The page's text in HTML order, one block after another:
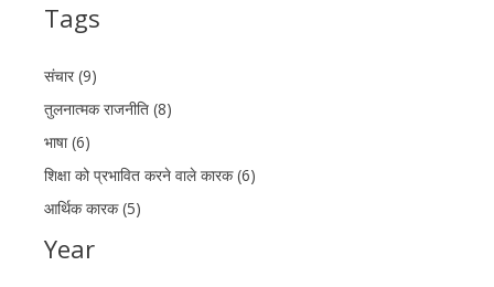
Tags
संचार (9)
तुलनात्मक राजनीति (8)
भाषा (6)
शिक्षा को प्रभावित करने वाले कारक (6)
आर्थिक कारक (5)
Year